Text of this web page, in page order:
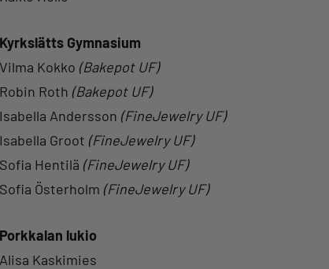
Kyrkslätts Gymnasium
Vilma Kokko (Bakepot UF)
Robin Roth (Bakepot UF)
Isabella Andersson (FineJewelry UF)
Isabella Groot (FineJewelry UF)
Sofia Hentilä (FineJewelry UF)
Sofia Österholm (FineJewelry UF)
Porkkalan lukio
Alisa Kaskimies